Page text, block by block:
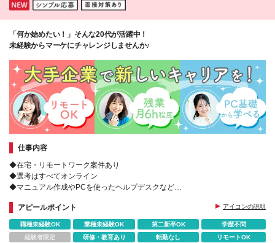
「何か始めたい！」そんな20代が活躍中！
未経験からマーケにチャレンジしませんか♪
仕事内容
◆在宅・リモートワーク案件あり
◆選考はすべてオンライン
◆マニュアル作成やPCを使ったヘルプデスクなど
◆残業ほぼナシ
◆履歴書・職務経歴書不要
アピールポイント アイコンの説明
職種未経験OK 業種未経験OK 第二新卒OK
学歴不問
経験者限定
研修・教育あり 転勤なし
リモートOK